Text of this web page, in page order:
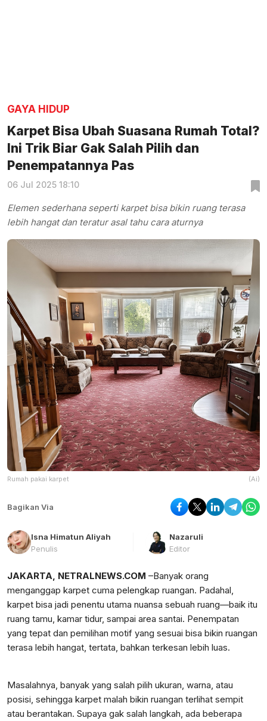
GAYA HIDUP
Karpet Bisa Ubah Suasana Rumah Total?
Ini Trik Biar Gak Salah Pilih dan
Penempatannya Pas
06 Jul 2025 18:10
Elemen sederhana seperti karpet bisa bikin ruang terasa
lebih hangat dan teratur asal tahu cara aturnya
Rumah pakai karpet (Ai)
Bagikan Via
Isna Himatun Aliyah
Penulis
Nazaruli
Editor
JAKARTA, NETRALNEWS.COM –Banyak orang
menganggap karpet cuma pelengkap ruangan. Padahal,
karpet bisa jadi penentu utama nuansa sebuah ruang—baik itu
ruang tamu, kamar tidur, sampai area santai. Penempatan
yang tepat dan pemilihan motif yang sesuai bisa bikin ruangan
terasa lebih hangat, tertata, bahkan terkesan lebih luas.
Masalahnya, banyak yang salah pilih ukuran, warna, atau
posisi, sehingga karpet malah bikin ruangan terlihat sempit
atau berantakan. Supaya gak salah langkah, ada beberapa